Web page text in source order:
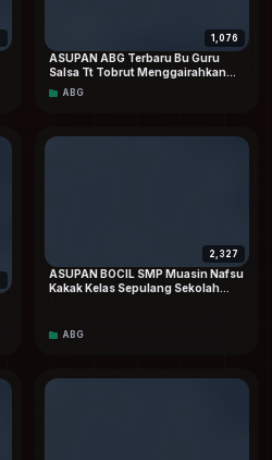
1,076
ASUPAN ABG Terbaru Bu Guru
Salsa Tt Tobrut Menggairahkan
Special Dood Hd
ABG
2,327
ASUPAN BOCIL SMP Muasin Nafsu
Kakak Kelas Sepulang Sekolah
ABG